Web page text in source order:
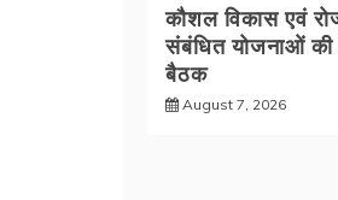
कौशल विकास एवं
संबंधित योजनाओं की
बैठक
August 7, 2026